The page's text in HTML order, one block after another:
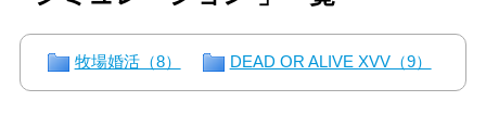
牧場婚活
牧場婚活（8） DEAD OR ALIVE XVV（9）